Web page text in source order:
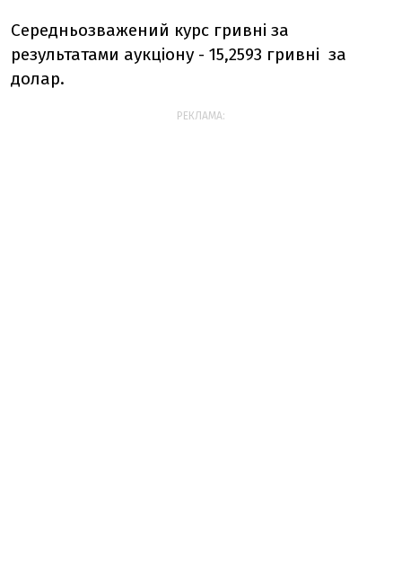
Середньозважений курс гривні за
результатами аукціону - 15,2593 гривні за
долар.
РЕКЛАМА: